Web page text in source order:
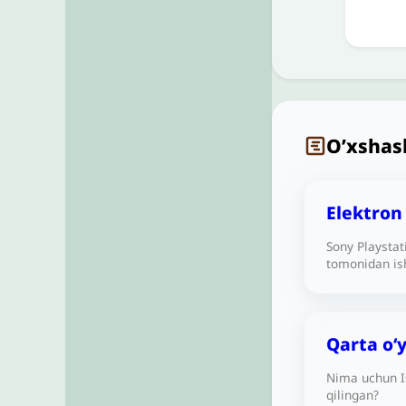
Elektron
Sony
tomonidan
Qarta
Nima uchun
qilingan?